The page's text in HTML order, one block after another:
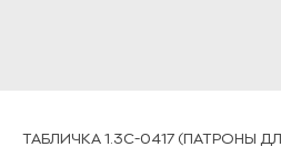
ТАБЛИЧКА 1.3C-0417 (ПАТРОНЫ